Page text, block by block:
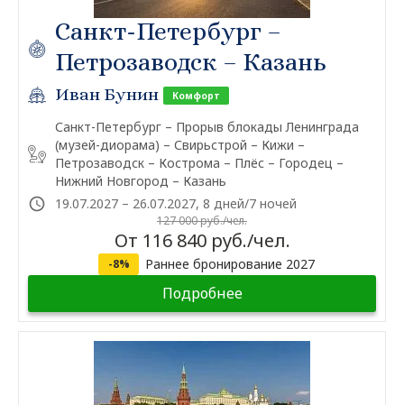
Санкт-Петербург –
Петрозаводск – Казань
Иван Бунин Комфорт
Санкт-Петербург – Прорыв блокады Ленинграда
(музей-диорама) – Свирьстрой – Кижи –
Петрозаводск – Кострома – Плёс – Городец –
Нижний Новгород – Казань
19.07.2027 – 26.07.2027, 8 дней/7 ночей
127 000 руб./чел.
От 116 840 руб./чел.
-8% Раннее бронирование 2027
Подробнее